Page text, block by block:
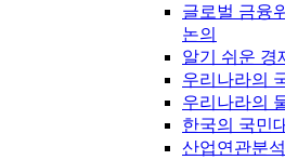
글로벌 금융
논의
알기 쉬운 경
우리나라의
우리나라의
한국의 국민
산업연관분